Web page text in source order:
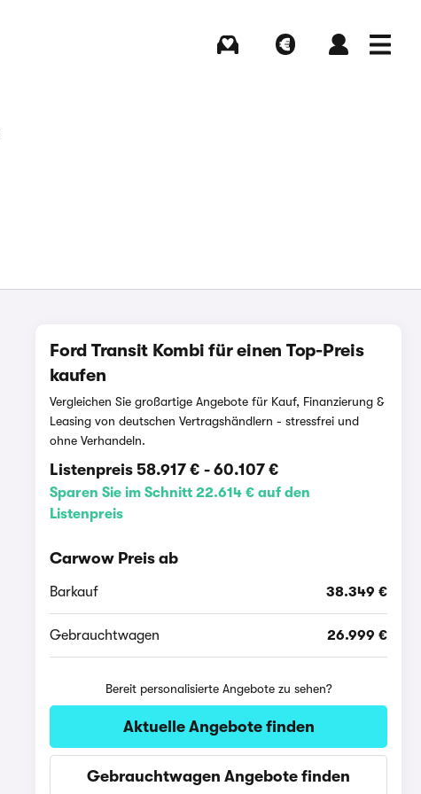
Ford Transit Kombi für einen Top-Preis
kaufen
Vergleichen Sie großartige Angebote für Kauf, Finanzierung &
Leasing von deutschen Vertragshändlern - stressfrei und
ohne Verhandeln.
Listenpreis 58.917 € -60.107 €
Sparen Sie im Schnitt 22.614 € auf den
Listenpreis
Carwow Preis ab
Barkauf 38.349 €
Gebrauchtwagen 26.999 €
Bereit personalisierte Angebote zu sehen?
Aktuelle Angebote finden
Gebrauchtwagen Angebote finden